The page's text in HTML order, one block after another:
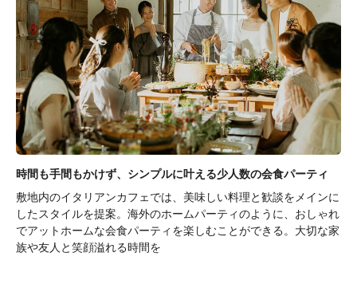
時間も手間もかけず、シンプルに叶える少人数の会食パーティ
敷地内のイタリアンカフェでは、美味しい料理と歓談をメインに
したスタイルを提案。海外のホームパーティのように、おしゃれ
でアットホームな会食パーティを楽しむことができる。大切な家
族や友人と笑顔溢れる時間を